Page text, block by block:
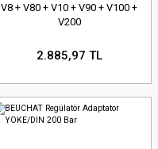
V8 + V80 + V10 + V90 + V100 +
V200
2.885,97 TL